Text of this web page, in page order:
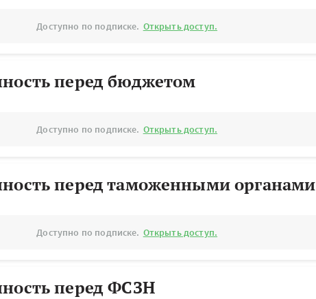
Доступно по подписке. Открыть доступ.
перед бюджетом
Доступно по подписке. Открыть доступ.
перед таможенными органами
Доступно по подписке. Открыть доступ.
перед ФСЗН